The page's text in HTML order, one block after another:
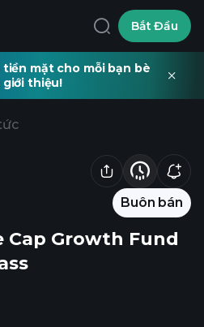
Bắt Đầu
tiền mặt cho mỗi bạn bè
giới thiệu!
Buôn bán
Cap Growth Fund